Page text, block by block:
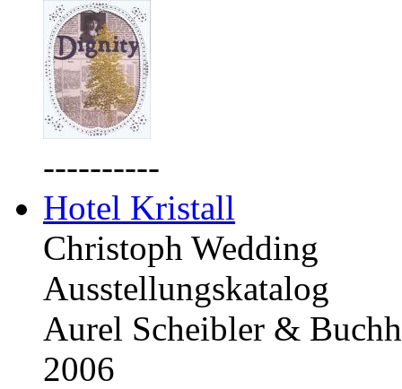
----------
Hotel Kristall
Christoph Wedding
Ausstellungskatalog
Aurel Scheibler &
2006